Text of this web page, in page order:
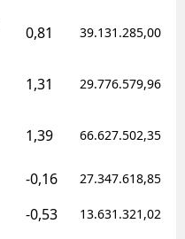
0,81 39.131.285,00
1,31 29.776.579,96
1,39 66.627.502,35
-0,16 27.347.618,85
-0,53 13.631.321,02